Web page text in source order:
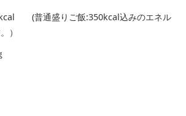
(普通盛りご飯:350kcal込みのエネル
）